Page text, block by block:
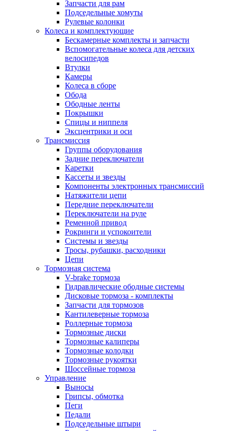
Запчасти для рам
Подседельные хомуты
Рулевые колонки
Колеса и комплектующие
Бескамерные комплекты и запчасти
Вспомогательные колеса для детских
велосипедов
Втулки
Камеры
Колеса в сборе
Обода
Ободные ленты
Покрышки
Спицы и ниппеля
Эксцентрики и оси
Трансмиссия
Группы оборудования
Задние переключатели
Каретки
Кассеты и звезды
Компоненты электронных трансмиссий
Натяжители цепи
Передние переключатели
Переключатели на руле
Ременной привод
Рокринги и успокоители
Системы и звезды
Тросы, рубашки, расходники
Цепи
Тормозная система
V-brake тормоза
Гидравлические ободные системы
Дисковые тормоза - комплекты
Запчасти для тормозов
Кантилеверные тормоза
Роллерные тормоза
Тормозные диски
Тормозные калиперы
Тормозные колодки
Тормозные рукоятки
Шоссейные тормоза
Управление
Выносы
Грипсы, обмотка
Пеги
Педали
Подседельные штыри